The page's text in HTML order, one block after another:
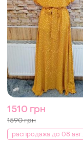
1510 грн
1590 грн
распродажа до 08 авг.